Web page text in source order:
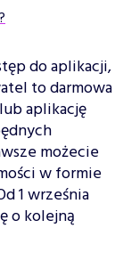
do aplikacji,
to darmowa
aplikację
możecie
w formie
1 września
o kolejną